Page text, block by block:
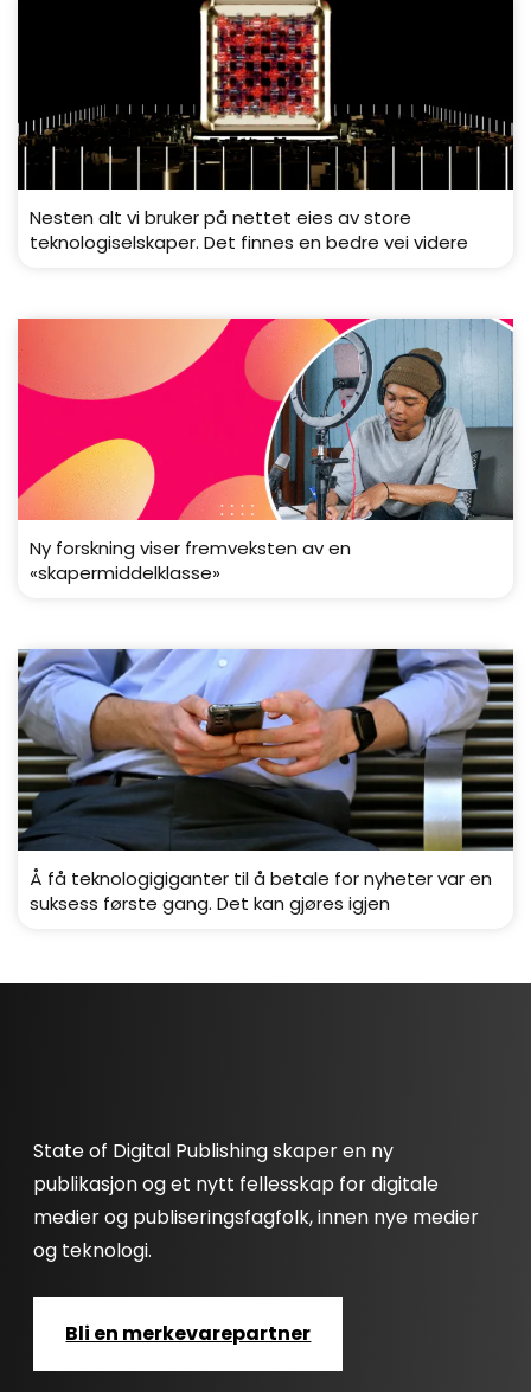
Nesten alt vi bruker på nettet eies av store
teknologiselskaper. Det finnes en bedre vei videre
Ny forskning viser fremveksten av en
«skapermiddelklasse»
Å få teknologigiganter til å betale for nyheter var en
suksess første gang. Det kan gjøres igjen
State of Digital Publishing skaper en ny
publikasjon og et nytt fellesskap for digitale
medier og publiseringsfagfolk, innen nye medier
og teknologi.
Bli en merkevarepartner